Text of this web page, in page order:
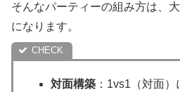
そんなパーティーの組み方は、
になります。
対面構築 ：1vs1（対面